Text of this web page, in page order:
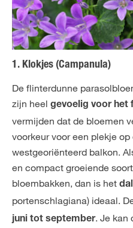
1. Klokjes (Campanula)
De flinterdunne
zijn heel gevoelig voor het
vermijden dat de bloemen
voorkeur voor een plekje
westgeoriënteerd balkon.
en compact groeiende
bloembakken, dan is het
portenschlagiana) ideaal.
juni tot september. Je kan